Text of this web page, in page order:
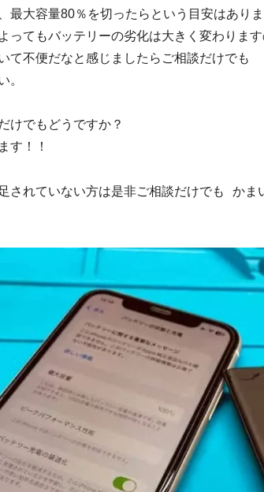
最大容量80％を切ったらという目安はあり
ってもバッテリーの劣化は大きく変わりま
て不便だなと感じましたらご相談だけでも
。
けでもどうですか？
す！！
されていない方は是非ご相談だけでも かま